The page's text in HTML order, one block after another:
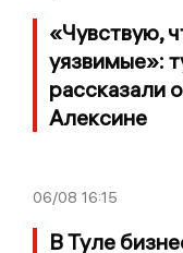
«Чувствую,
уязвимые»:
рассказали
Алексине
06/08 16:15
В Туле